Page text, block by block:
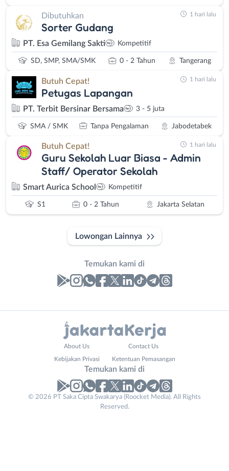
Dibutuhkan
Sorter Gudang
PT. Esa Gemilang Sakti Kompetitif
SD, SMP, SMA/SMK 0 - 2 Tahun Tangerang
1 hari lalu
Butuh Cepat!
Petugas Lapangan
PT. Terbit Bersinar Bersama 3 - 5 juta
SMA / SMK Tanpa Pengalaman Jabodetabek
1 hari lalu
Butuh Cepat!
Guru Sekolah Luar Biasa - Admin
Staff/ Operator Sekolah
Smart Aurica School Kompetitif
S1 0 - 2 Tahun Jakarta Selatan
1 hari lalu
Lowongan Lainnya
Temukan kami di
No. Telp /
About Us Contact Us
Kebijakan Privasi Ketentuan Pemasangan
Temukan kami di
© 2026 PT Saka Cipta Swakarya (Roocket Media). All Rights
Reserved.